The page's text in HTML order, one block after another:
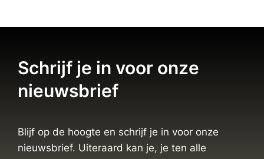
Schrijf je in voor onze
nieuwsbrief
Blijf op de hoogte en schrijf je in voor onze
nieuwsbrief. Uiteraard kan je, je ten alle